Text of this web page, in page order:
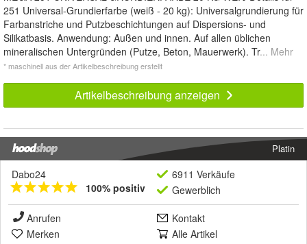
251 Universal-Grundierfarbe (weiß - 20 kg): Universalgrundierung für
Farbanstriche und Putzbeschichtungen auf Dispersions- und
Silikatbasis. Anwendung: Außen und innen. Auf allen üblichen
mineralischen Untergründen (Putze, Beton, Mauerwerk). Tr... Mehr
* maschinell aus der Artikelbeschreibung erstellt
Artikelbeschreibung anzeigen
Platin
Dabo24
100% positiv
6911 Verkäufe
Gewerblich
Anrufen
Kontakt
Merken
Alle Artikel